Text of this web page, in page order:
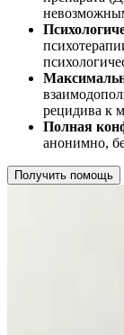
рецидива к
Полная
анонимно,
Получить помощь